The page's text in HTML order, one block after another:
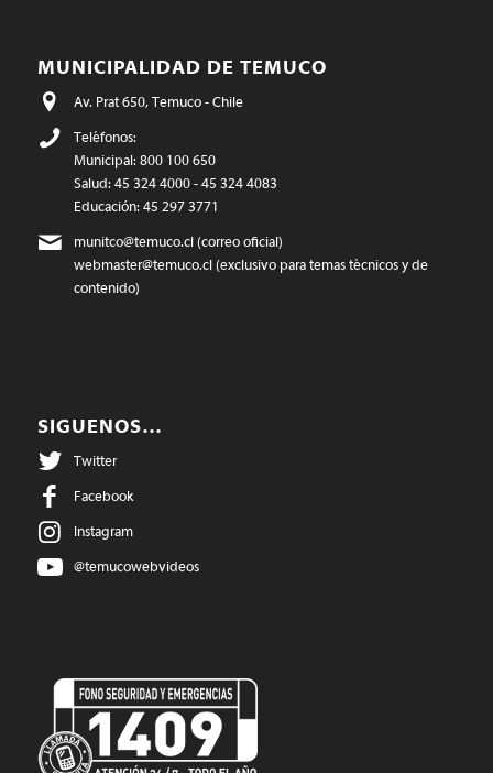
MUNICIPALIDAD DE TEMUCO
Av. Prat 650, Temuco - Chile
Teléfonos:
Municipal: 800 100 650
Salud: 45 324 4000 - 45 324 4083
Educación: 45 297 3771
munitco@temuco.cl(correo oficial)
webmaster@temuco.cl(exclusivo para temas técnicos y de
contenido)
SIGUENOS…
Twitter
Facebook
Instagram
@temucowebvideos